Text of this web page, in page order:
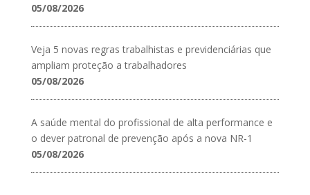
05/08/2026
Veja 5 novas regras trabalhistas e previdenciárias que
ampliam proteção a trabalhadores
05/08/2026
A saúde mental do profissional de alta performance e
o dever patronal de prevenção após a nova NR-1
05/08/2026